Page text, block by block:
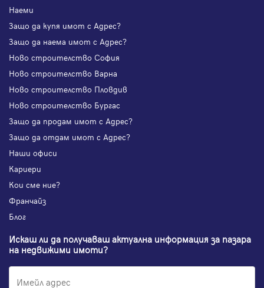
Наеми
Защо да купя имот с Адрес?
Защо да наема имот с Адрес?
Ново строителство София
Ново строителство Варна
Ново строителство Пловдив
Ново строителство Бургас
Защо да продам имот с Адрес?
Защо да отдам имот с Адрес?
Наши офиси
Кариери
Кои сме ние?
Франчайз
Блог
Искаш ли да получаваш актуална информация за пазара
на недвижими имоти?